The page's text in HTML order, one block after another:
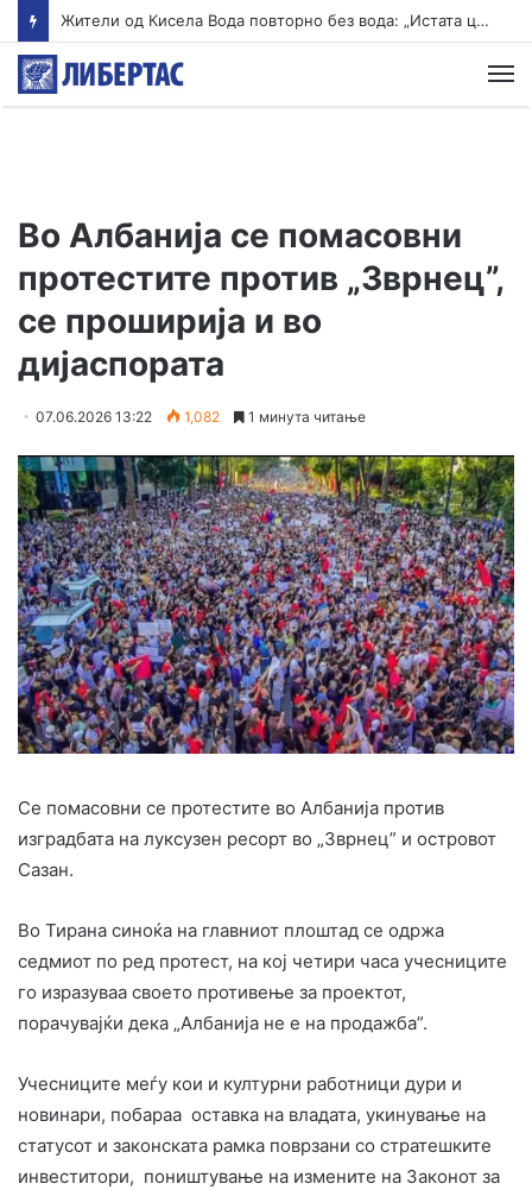
Жители од Кисела Вода повторно без вода: „Истата цевка пука веќе 14 години“
Во Албанија се помасовни
протестите против „Зврнец”,
се проширија и во
дијаспората
07.06.2026 13:22 1,082 1 минута читање
Се помасовни се протестите во Албанија против
изградбата на луксузен ресорт во „Зврнец” и островот
Сазан.
Во Тирана синоќа на главниот плоштад се одржа
седмиот по ред протест, на кој четири часа учесниците
го изразуваа своето противење за проектот,
порачувајќи дека „Албанија не е на продажба”.
Учесниците меѓу кои и културни работници дури и
новинари, побараа оставка на владата, укинување на
статусот и законската рамка поврзани со стратешките
инвеститори, поништување на измените на Законот за